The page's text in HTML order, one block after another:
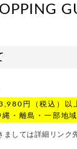
円（税込）以
縄・離島・一部地
ましては詳細リンク